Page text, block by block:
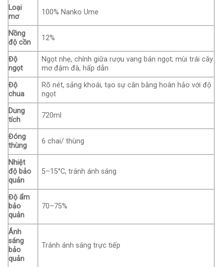
Loại
mơ
100% Nanko Ume
Nồng
độ cồn
12%
Độ
ngọt
Ngọt nhẹ, chính giữa rượu vang bán ngọt; mùi trái cây
mơ đậm đà, hấp dẫn
Độ
chua
Rõ nét, sảng khoái, tạo sự cân bằng hoàn hảo với độ
ngọt
Dung
tích
720ml
Đóng
thùng
6 chai/ thùng
Nhiệt
độ bảo
quản
5–15°C, tránh ánh sáng
Độ ẩm
bảo
quản
70–75%
Ánh
sáng
bảo
quản
Tránh ánh sáng trực tiếp